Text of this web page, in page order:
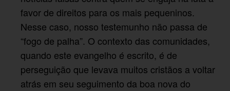
favor de direitos para os mais pequeninos.
Nesse caso, nosso testemunho não passa de
“fogo de palha”. O contexto das comunidades,
quando este evangelho é escrito, é de
perseguição que levava muitos cristãos a voltar
atrás em seu seguimento da boa nova do